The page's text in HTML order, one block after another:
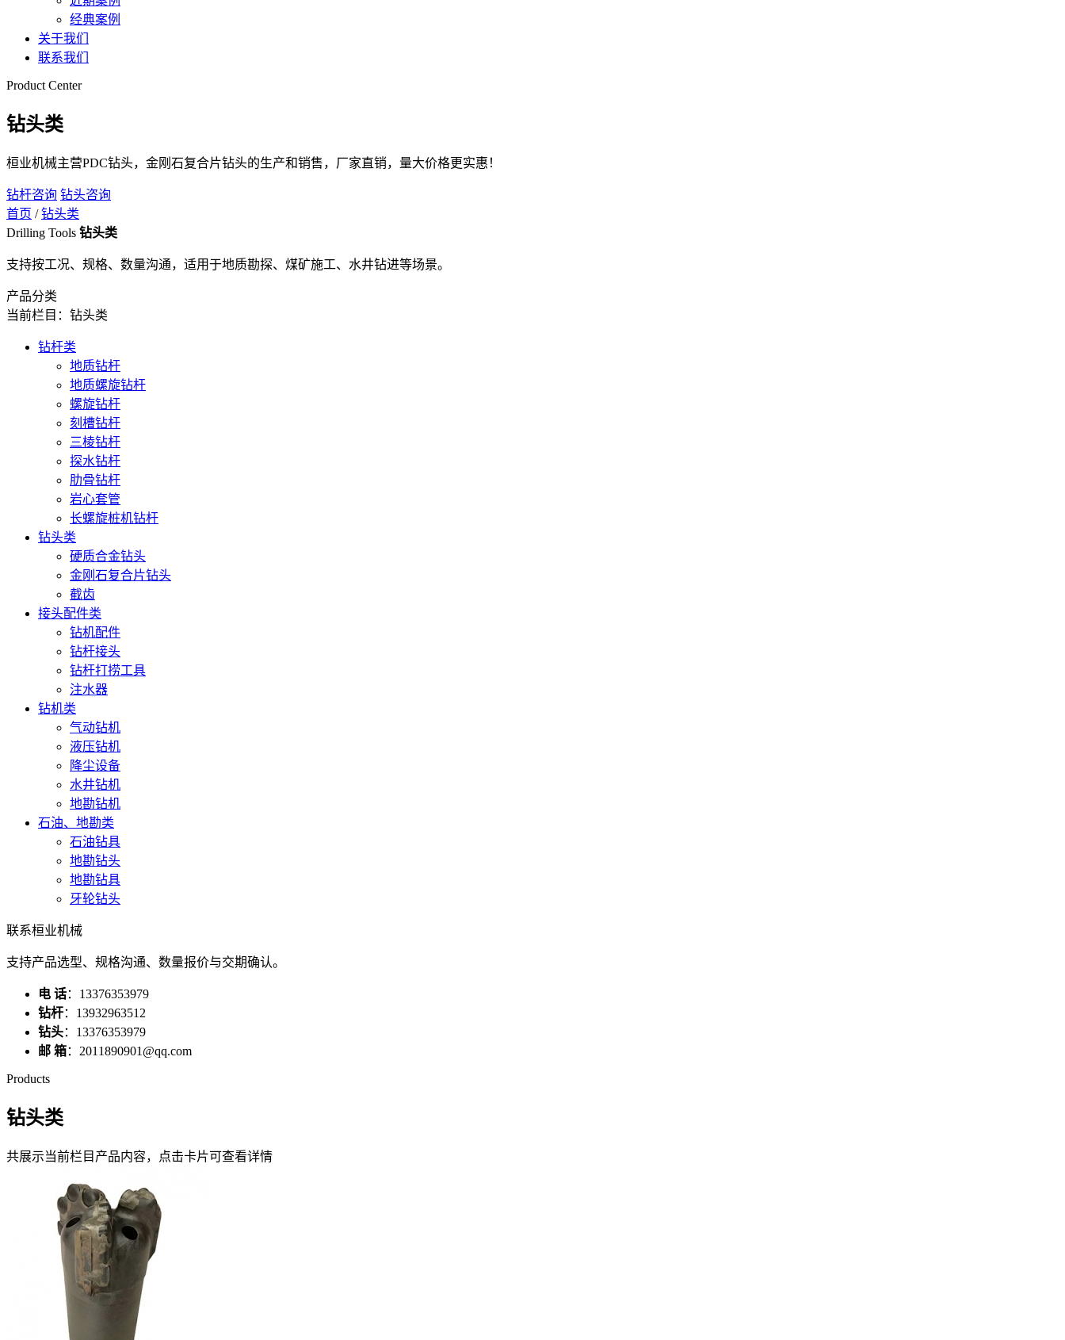
经典案例
关于我们
联系我们
Product Center
钻头类
桓业机械主营PDC钻头，金刚石复合片钻头的生产和销售，厂家直销，量大价格更实惠！
钻杆咨询 钻头咨询
首页 / 钻头类
Drilling Tools 钻头类
支持按工况、规格、数量沟通，适用于地质勘探、煤矿施工、水井钻进等场景。
产品分类
当前栏目：钻头类
钻杆类
地质钻杆
地质螺旋钻杆
螺旋钻杆
刻槽钻杆
三棱钻杆
探水钻杆
肋骨钻杆
岩心套管
长螺旋桩机钻杆
钻头类
硬质合金钻头
金刚石复合片钻头
截齿
接头配件类
钻机配件
钻杆接头
钻杆打捞工具
注水器
钻机类
气动钻机
液压钻机
降尘设备
水井钻机
地勘钻机
石油、地勘类
石油钻具
地勘钻头
地勘钻具
牙轮钻头
联系桓业机械
支持产品选型、规格沟通、数量报价与交期确认。
电 话：13376353979
钻杆：13932963512
钻头：13376353979
邮 箱：2011890901@qq.com
Products
钻头类
共展示当前栏目产品内容，点击卡片可查看详情